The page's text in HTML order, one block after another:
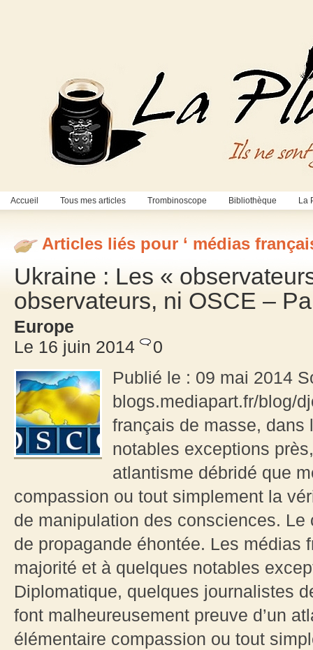
Accueil Tous mes articles Trombinoscope Bibliothèque La
Articles liés pour ‘ médias
Ukraine : Les «
observateurs, ni OSCE –
Europe
Le 16 juin 2014
0
Publié le : 09 mai 2014
blogs.mediapart.fr/blog/
français de masse, dans
notables exceptions
atlantisme débridé que
compassion ou tout simplement la
de manipulation des consciences. Le
de propagande éhontée. Les médias
majorité et à quelques notables
Diplomatique, quelques journalistes
font malheureusement preuve d’un
élémentaire compassion ou tout